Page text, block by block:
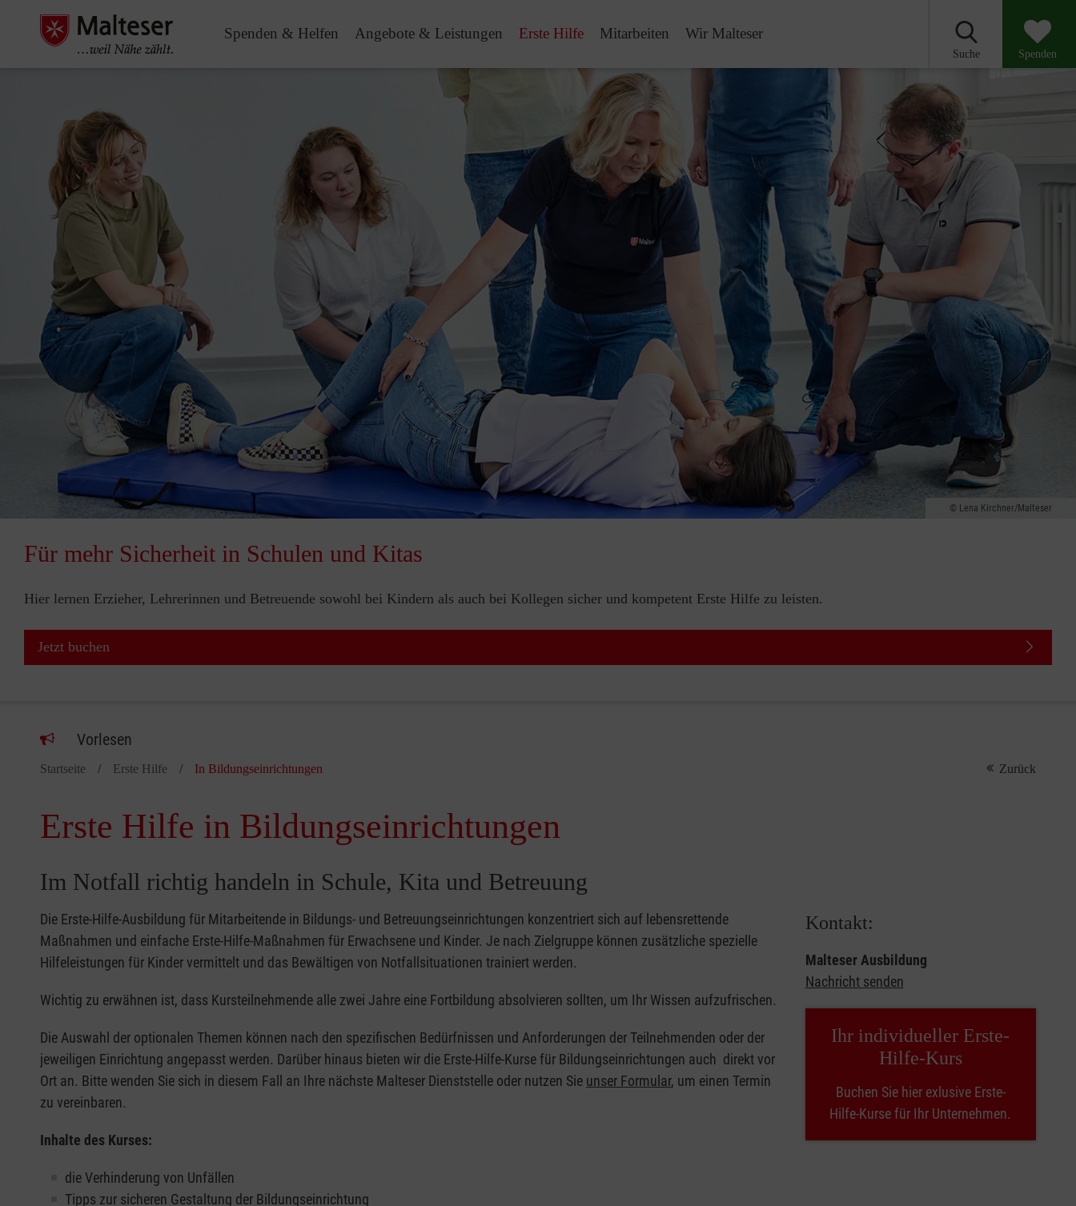
Spenden & Helfen Angebote & Leistungen Erste Hilfe Mitarbeiten Wir Malteser
Suche Spenden
Lena Kirchner/Malteser
Für mehr Sicherheit in Schulen und Kitas
Hier lernen Erzieher, Lehrerinnen und Betreuende sowohl bei Kindern als auch bei Kollegen sicher und kompetent Erste Hilfe zu leisten.
Jetzt buchen
Vorlesen
Startseite Erste Hilfe In Bildungseinrichtungen Zurück
Erste Hilfe in Bildungseinrichtungen
Im Notfall richtig handeln in Schule, Kita und Betreuung
Die Erste-Hilfe-Ausbildung für Mitarbeitende in Bildungs- und Betreuungseinrichtungen konzentriert sich auf lebensrettende
Maßnahmen und einfache Erste-Hilfe-Maßnahmen für Erwachsene und Kinder. Je nach Zielgruppe können zusätzliche spezielle
Hilfeleistungen für Kinder vermittelt und das Bewältigen von Notfallsituationen trainiert werden.
Wichtig zu erwähnen ist, dass Kursteilnehmende alle zwei Jahre eine Fortbildung absolvieren sollten, um Ihr Wissen aufzufrischen.
Die Auswahl der optionalen Themen können nach den spezifischen Bedürfnissen und Anforderungen der Teilnehmenden oder der
jeweiligen Einrichtung angepasst werden. Darüber hinaus bieten wir die Erste-Hilfe-Kurse für Bildungseinrichtungen auch direkt vor
Ort an. Bitte wenden Sie sich in diesem Fall an Ihre nächste Malteser Dienststelle oder nutzen Sie unser Formular, um einen Termin
zu vereinbaren.
Inhalte des Kurses:
die Verhinderung von Unfällen
Tipps zur sicheren Gestaltung der Bildungseinrichtung
Kontakt:
Malteser Ausbildung
Nachricht senden
Ihr individueller Erste-
Hilfe-Kurs
Buchen Sie hier exlusive Erste-
Hilfe-Kurse für Ihr Unternehmen.